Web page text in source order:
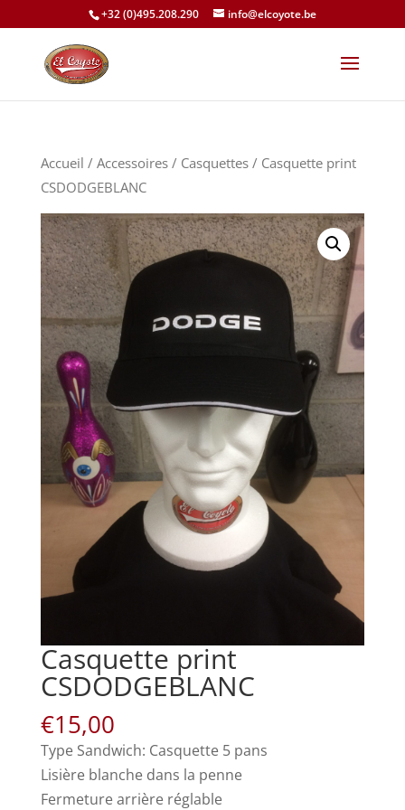
+32 (0)495.208.290 info@elcoyote.be
Accueil / Accessoires/ Casquettes/ Casquette print
CSDODGEBLANC
Casquette print
CSDODGEBLANC
€15,00
Type Sandwich: Casquette 5 pans
Lisière blanche dans la penne
Fermeture arrière réglable